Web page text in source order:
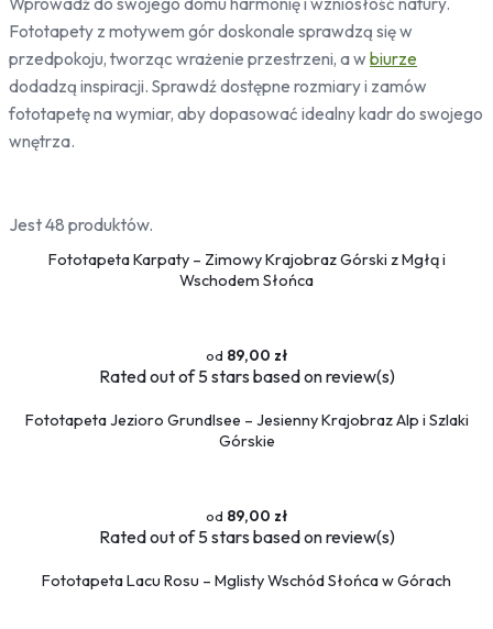
Natura
Liście
Rośliny
Bambus
Drzewa
Jedzenie
Owoce
Motocykle
Sport
Fototapety z motywem gór doskonale sprawdzą się w
przedpokoju, tworząc wrażenie przestrzeni, a w biurze
dodadzą inspiracji. Sprawdź dostępne rozmiary i zamów
fototapetę na wymiar, aby dopasować idealny kadr do swojego
wnętrza.
Jest 48 produktów.
Fototapeta Karpaty – Zimowy Krajobraz Górski z Mgłą i
Wschodem Słońca
89,00 zł
Ratedout of 5 stars based onreview(s)
Fototapeta Jezioro Grundlsee – Jesienny Krajobraz Alp i Szlaki
Górskie
89,00 zł
Ratedout of 5 stars based onreview(s)
Fototapeta Lacu Rosu – Mglisty Wschód Słońca w Górach